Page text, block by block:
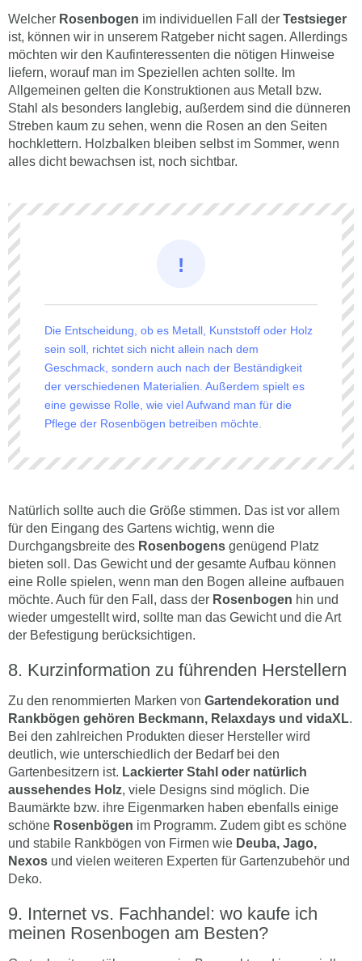
Welcher Rosenbogen im individuellen Fall der Testsieger
ist, können wir in unserem Ratgeber nicht sagen. Allerdings
möchten wir den Kaufinteressenten die nötigen Hinweise
liefern, worauf man im Speziellen achten sollte. Im
Allgemeinen gelten die Konstruktionen aus Metall bzw.
Stahl als besonders langlebig, außerdem sind die dünneren
Streben kaum zu sehen, wenn die Rosen an den Seiten
hochklettern. Holzbalken bleiben selbst im Sommer, wenn
alles dicht bewachsen ist, noch sichtbar.
Die Entscheidung, ob es Metall, Kunststoff oder Holz
sein soll, richtet sich nicht allein nach dem
Geschmack, sondern auch nach der Beständigkeit
der verschiedenen Materialien. Außerdem spielt es
eine gewisse Rolle, wie viel Aufwand man für die
Pflege der Rosenbögen betreiben möchte.
Natürlich sollte auch die Größe stimmen. Das ist vor allem
für den Eingang des Gartens wichtig, wenn die
Durchgangsbreite des Rosenbogens genügend Platz
bieten soll. Das Gewicht und der gesamte Aufbau können
eine Rolle spielen, wenn man den Bogen alleine aufbauen
möchte. Auch für den Fall, dass der Rosenbogen hin und
wieder umgestellt wird, sollte man das Gewicht und die Art
der Befestigung berücksichtigen.
Kurzinformation zu führenden Herstellern
Zu den renommierten Marken von Gartendekoration und
Rankbögen gehören Beckmann, Relaxdays und vidaXL.
Bei den zahlreichen Produkten dieser Hersteller wird
deutlich, wie unterschiedlich der Bedarf bei den
Gartenbesitzern ist. Lackierter Stahl oder natürlich
aussehendes Holz, viele Designs sind möglich. Die
Baumärkte bzw. ihre Eigenmarken haben ebenfalls einige
schöne Rosenbögen im Programm. Zudem gibt es schöne
und stabile Rankbögen von Firmen wie Deuba, Jago,
Nexos und vielen weiteren Experten für Gartenzubehör und
Deko.
Internet vs. Fachhandel: wo kaufe ich
meinen Rosenbogen am Besten?